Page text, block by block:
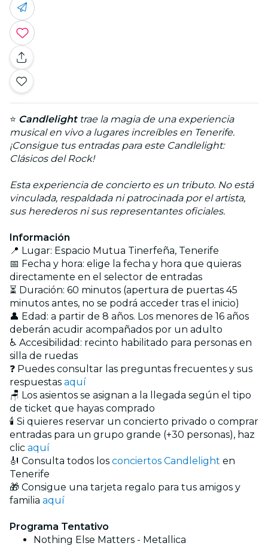
⭐ Candlelighttrae la magia de una experiencia
musical en vivo a lugares increíbles en Tenerife.
¡Consigue tus entradas para este Candlelight:
Clásicos del Rock!
Esta experiencia de concierto es un tributo. No está
vinculada, respaldada ni patrocinada por el artista,
sus herederos ni sus representantes oficiales.
Información
📍 Lugar: Espacio Mutua Tinerfeña, Tenerife
📅 Fecha y hora: elige la fecha y hora que quieras
directamente en el selector de entradas
⏳ Duración: 60 minutos (apertura de puertas 45
minutos antes, no se podrá acceder tras el inicio)
👤 Edad: a partir de 8 años. Los menores de 16 años
deberán acudir acompañados por un adulto
♿ Accesibilidad: recinto habilitado para personas en
silla de ruedas
❓ Puedes consultar las preguntas frecuentes y sus
respuestas aquí
🪑 Los asientos se asignan a la llegada según el tipo
de ticket que hayas comprado
🕯️ Si quieres reservar un concierto privado o comprar
entradas para un grupo grande (+30 personas), haz
clic aquí
🎻 Consulta todos los conciertos Candlelight en
Tenerife
🎁 Consigue una tarjeta regalo para tus amigos y
familia aquí
Programa Tentativo
Nothing Else Matters - Metallica